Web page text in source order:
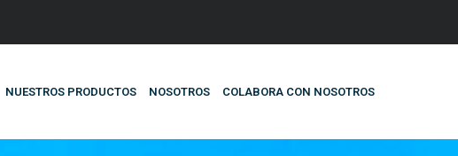
NUESTROS PRODUCTOS NOSOTROS COLABORA CON NOSOTROS